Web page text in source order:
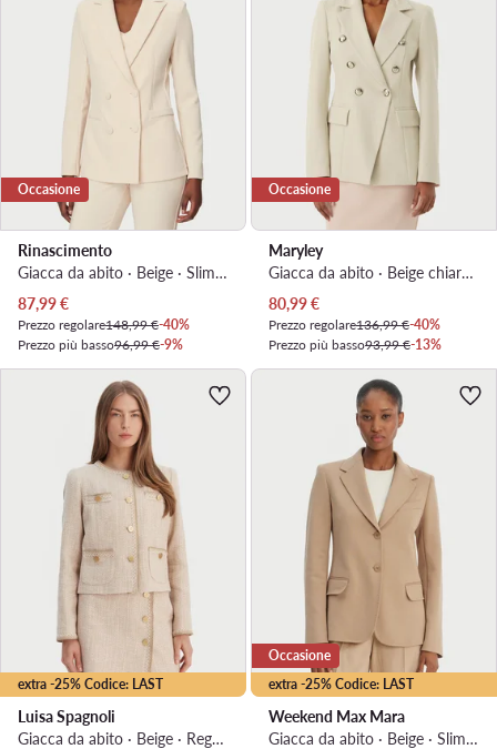
Occasione
Rinascimento
Giacca da abito · Beige · Slim Fit
Prezzo attuale
87,99€
Prezzo regolare148,99 €-40%
Prezzo più basso96,99 €-9%
Occasione
Maryley
Giacca da abito · Beige chiaro · Regular Fit
Prezzo attuale
80,99€
Prezzo regolare136,99 €-40%
Prezzo più basso93,99 €-13%
extra -25% Codice: LAST
Luisa Spagnoli
Giacca da abito · Beige · Regular Fit
extra -25% Codice: LAST
Occasione
Weekend Max Mara
Giacca da abito · Beige · Slim Fit